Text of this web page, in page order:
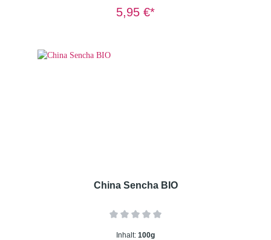
003
5,95 €*
China Sencha BIO
Inhalt: 100g